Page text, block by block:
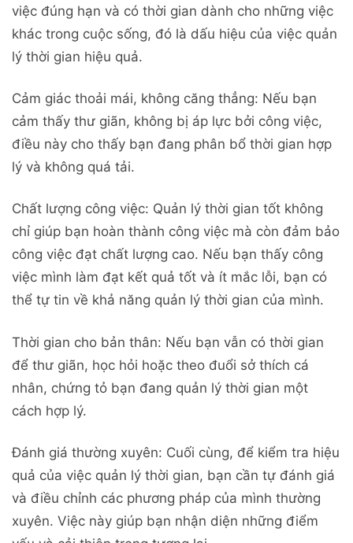
việc đúng hạn và có thời gian dành cho những việc
khác trong cuộc sống, đó là dấu hiệu của việc quản
lý thời gian hiệu quả.
Cảm giác thoải mái, không căng thẳng: Nếu bạn
cảm thấy thư giãn, không bị áp lực bởi công việc,
điều này cho thấy bạn đang phân bổ thời gian hợp
lý và không quá tải.
Chất lượng công việc: Quản lý thời gian tốt không
chỉ giúp bạn hoàn thành công việc mà còn đảm bảo
công việc đạt chất lượng cao. Nếu bạn thấy công
việc mình làm đạt kết quả tốt và ít mắc lỗi, bạn có
thể tự tin về khả năng quản lý thời gian của mình.
Thời gian cho bản thân: Nếu bạn vẫn có thời gian
để thư giãn, học hỏi hoặc theo đuổi sở thích cá
nhân, chứng tỏ bạn đang quản lý thời gian một
cách hợp lý.
Đánh giá thường xuyên: Cuối cùng, để kiểm tra hiệu
quả của việc quản lý thời gian, bạn cần tự đánh giá
và điều chỉnh các phương pháp của mình thường
xuyên. Việc này giúp bạn nhận diện những điểm